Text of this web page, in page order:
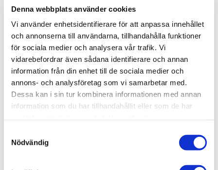
Denna webbplats använder cookies
Vi använder enhetsidentifierare för att anpassa innehållet
och annonserna till användarna, tillhandahålla funktioner
för sociala medier och analysera vår trafik. Vi
vidarebefordrar även sådana identifierare och annan
information från din enhet till de sociala medier och
annons- och analysföretag som vi samarbetar med.
Dessa kan i sin tur kombinera informationen med annan
information som du har tillhandahållit eller som de har
Nödvändig
Bjelin Lindby 3.0 XL
1.358 kr
1.222 kr /frp
JUST NU!